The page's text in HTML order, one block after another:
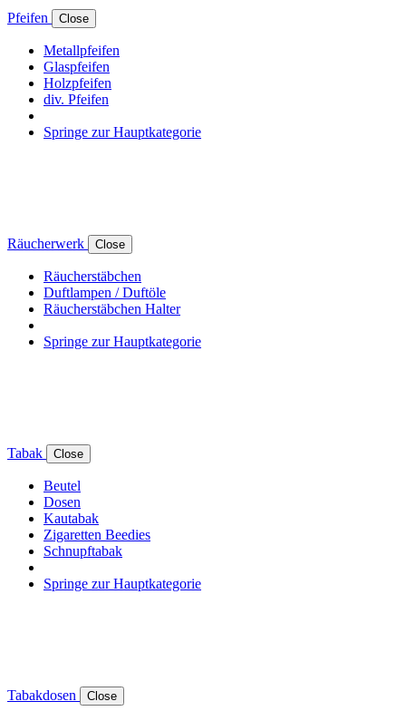
Pfeifen Close
Metallpfeifen
Glaspfeifen
Holzpfeifen
div. Pfeifen
Springe zur Hauptkategorie
Räucherwerk Close
Räucherstäbchen
Duftlampen / Duftöle
Räucherstäbchen Halter
Springe zur Hauptkategorie
Tabak Close
Beutel
Dosen
Kautabak
Zigaretten Beedies
Schnupftabak
Springe zur Hauptkategorie
Tabakdosen Close